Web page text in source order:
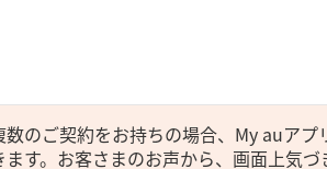
のご契約をお持ちの場合、My auア
す。お客さまのお声から、画面上気づ